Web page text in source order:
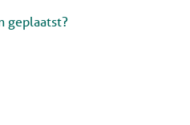
geplaatst?